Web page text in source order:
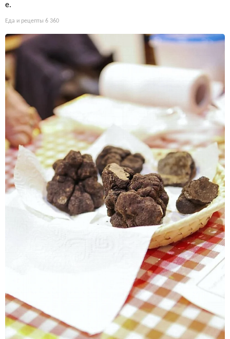
е.
Еда и рецепты 6 360